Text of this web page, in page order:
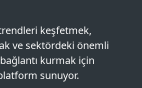
keşfetmek,
ve sektördeki önemli
kurmak için
sunuyor.